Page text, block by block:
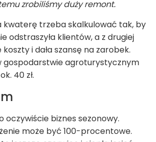
zrobiliśmy duży remont.
kwaterę trzeba skalkulować tak, by
odstraszyła klientów, a z drugiej
koszty i dała szansę na zarobek.
gospodarstwie agroturystycznym
40 zł.
biznes sezonowy.
może być 100-procentowe.